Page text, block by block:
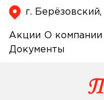
г. Берёзовский,
Акции О компании
Документы